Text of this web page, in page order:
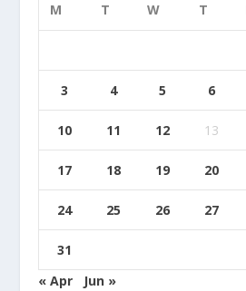
M T W T
3 4 5 6
10 11 12 13
17 18 19 20
24 25 26 27
31
« Apr
Jun »